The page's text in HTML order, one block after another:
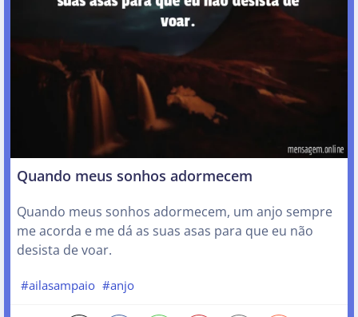
Quando meus sonhos adormecem
Quando meus sonhos adormecem, um anjo sempre
me acorda e me dá as suas asas para que eu não
desista de voar.
#ailasampaio #anjo